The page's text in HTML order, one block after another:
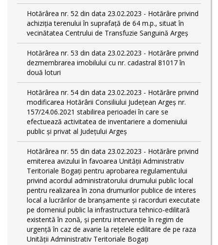
Hotărârea nr. 52 din data 23.02.2023 - Hotărâre privind
achiziția terenului în suprafață de 64 m.p., situat în
vecinătatea Centrului de Transfuzie Sanguină Argeș
Hotărârea nr. 53 din data 23.02.2023 - Hotărâre privind
dezmembrarea imobilului cu nr. cadastral 81017 în
două loturi
Hotărârea nr. 54 din data 23.02.2023 - Hotărâre privind
modificarea Hotărârii Consiliului Județean Argeș nr.
157/24.06.2021 stabilirea perioadei în care se
efectuează activitatea de inventariere a domeniului
public şi privat al Judeţului Argeş
Hotărârea nr. 55 din data 23.02.2023 - Hotărâre privind
emiterea avizului în favoarea Unității Administrativ
Teritoriale Bogați pentru aprobarea regulamentului
privind acordul administratorului drumului public local
pentru realizarea în zona drumurilor publice de interes
local a lucrărilor de branșamente și racorduri executate
pe domeniul public la infrastructura tehnico-edilitară
existentă în zonă, și pentru intervenție în regim de
urgență în caz de avarie la rețelele edilitare de pe raza
Unității Administrativ Teritoriale Bogați